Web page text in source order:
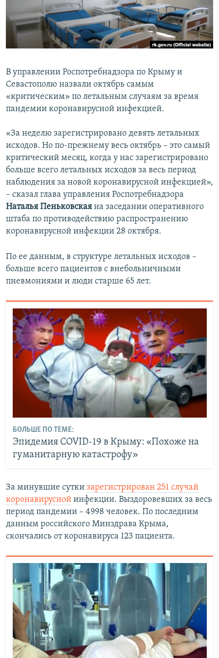
ПОБЕДИТЕЛЕЙ НЕ СУДЯТ?
КРЫМ.НЕПОКОРЕННЫЙ
ELIFBE
ПРИСОЕДИНЯЙТЕСЬ!
Все сайты RFE/RL
В управлении Роспотребнадзора по Крыму и
Севастополю назвали октябрь самым
«критическим» по летальным случаям за время
пандемии коронавирусной инфекцией.
«За неделю зарегистрировано девять летальных
исходов. Но по-прежнему весь октябрь – это самый
критический месяц, когда у нас зарегистрировано
больше всего летальных исходов за весь период
наблюдения за новой коронавирусной инфекцией»,
– сказал глава управления Роспотребнадзора
Наталья Пеньковская на заседании оперативного
штаба по противодействию распространению
коронавирусной инфекции 28 октября.
По ее данным, в структуре летальных исходов –
больше всего пациентов с внебольничными
пневмониями и люди старше 65 лет.
БОЛЬШЕ ПО ТЕМЕ:
Эпидемия COVID-19 в Крыму: «Похоже на
гуманитарную катастрофу»
За минувшие сутки зарегистрирован 251 случай
коронавирусной инфекции. Выздоровевших за весь
период пандемии – 4998 человек. По последним
данным российского Минздрава Крыма,
скончались от коронавируса 123 пациента.